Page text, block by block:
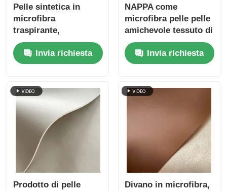
Pelle sintetica in
microfibra
traspirante,
sensazione realistica,
facile manutenzione
Invia richiesta
NAPPA come
microfibra pelle pelle
amichevole tessuto di
tappezzeria
Invia richiesta
Prodotto di pelle
Divano in microfibra,